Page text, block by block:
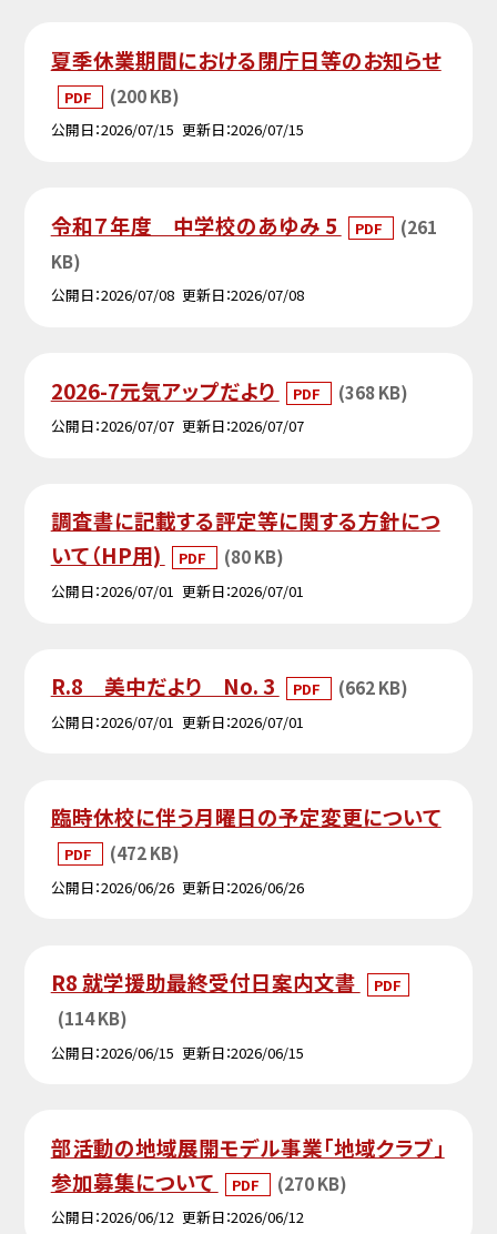
夏季休業期間における閉庁日等のお知らせ
PDF (200 KB)
公開日 2026/07/15 更新日 2026/07/15
令和７年度 中学校のあゆみ 5 PDF
(261
KB)
公開日 2026/07/08 更新日 2026/07/08
2026-7元気アップだより PDF (368 KB)
公開日 2026/07/07 更新日 2026/07/07
調査書に記載する評定等に関する方針につ
いて（HP用)
PDF (80 KB)
公開日 2026/07/01 更新日 2026/07/01
R.8 美中だより No. 3 PDF (662 KB)
公開日 2026/07/01 更新日 2026/07/01
臨時休校に伴う月曜日の予定変更について
PDF (472 KB)
公開日 2026/06/26 更新日 2026/06/26
R8 就学援助最終受付日案内文書 PDF
(114 KB)
公開日 2026/06/15 更新日 2026/06/15
部活動の地域展開モデル事業「地域クラブ」
参加募集について
PDF (270 KB)
公開日 2026/06/12 更新日 2026/06/12